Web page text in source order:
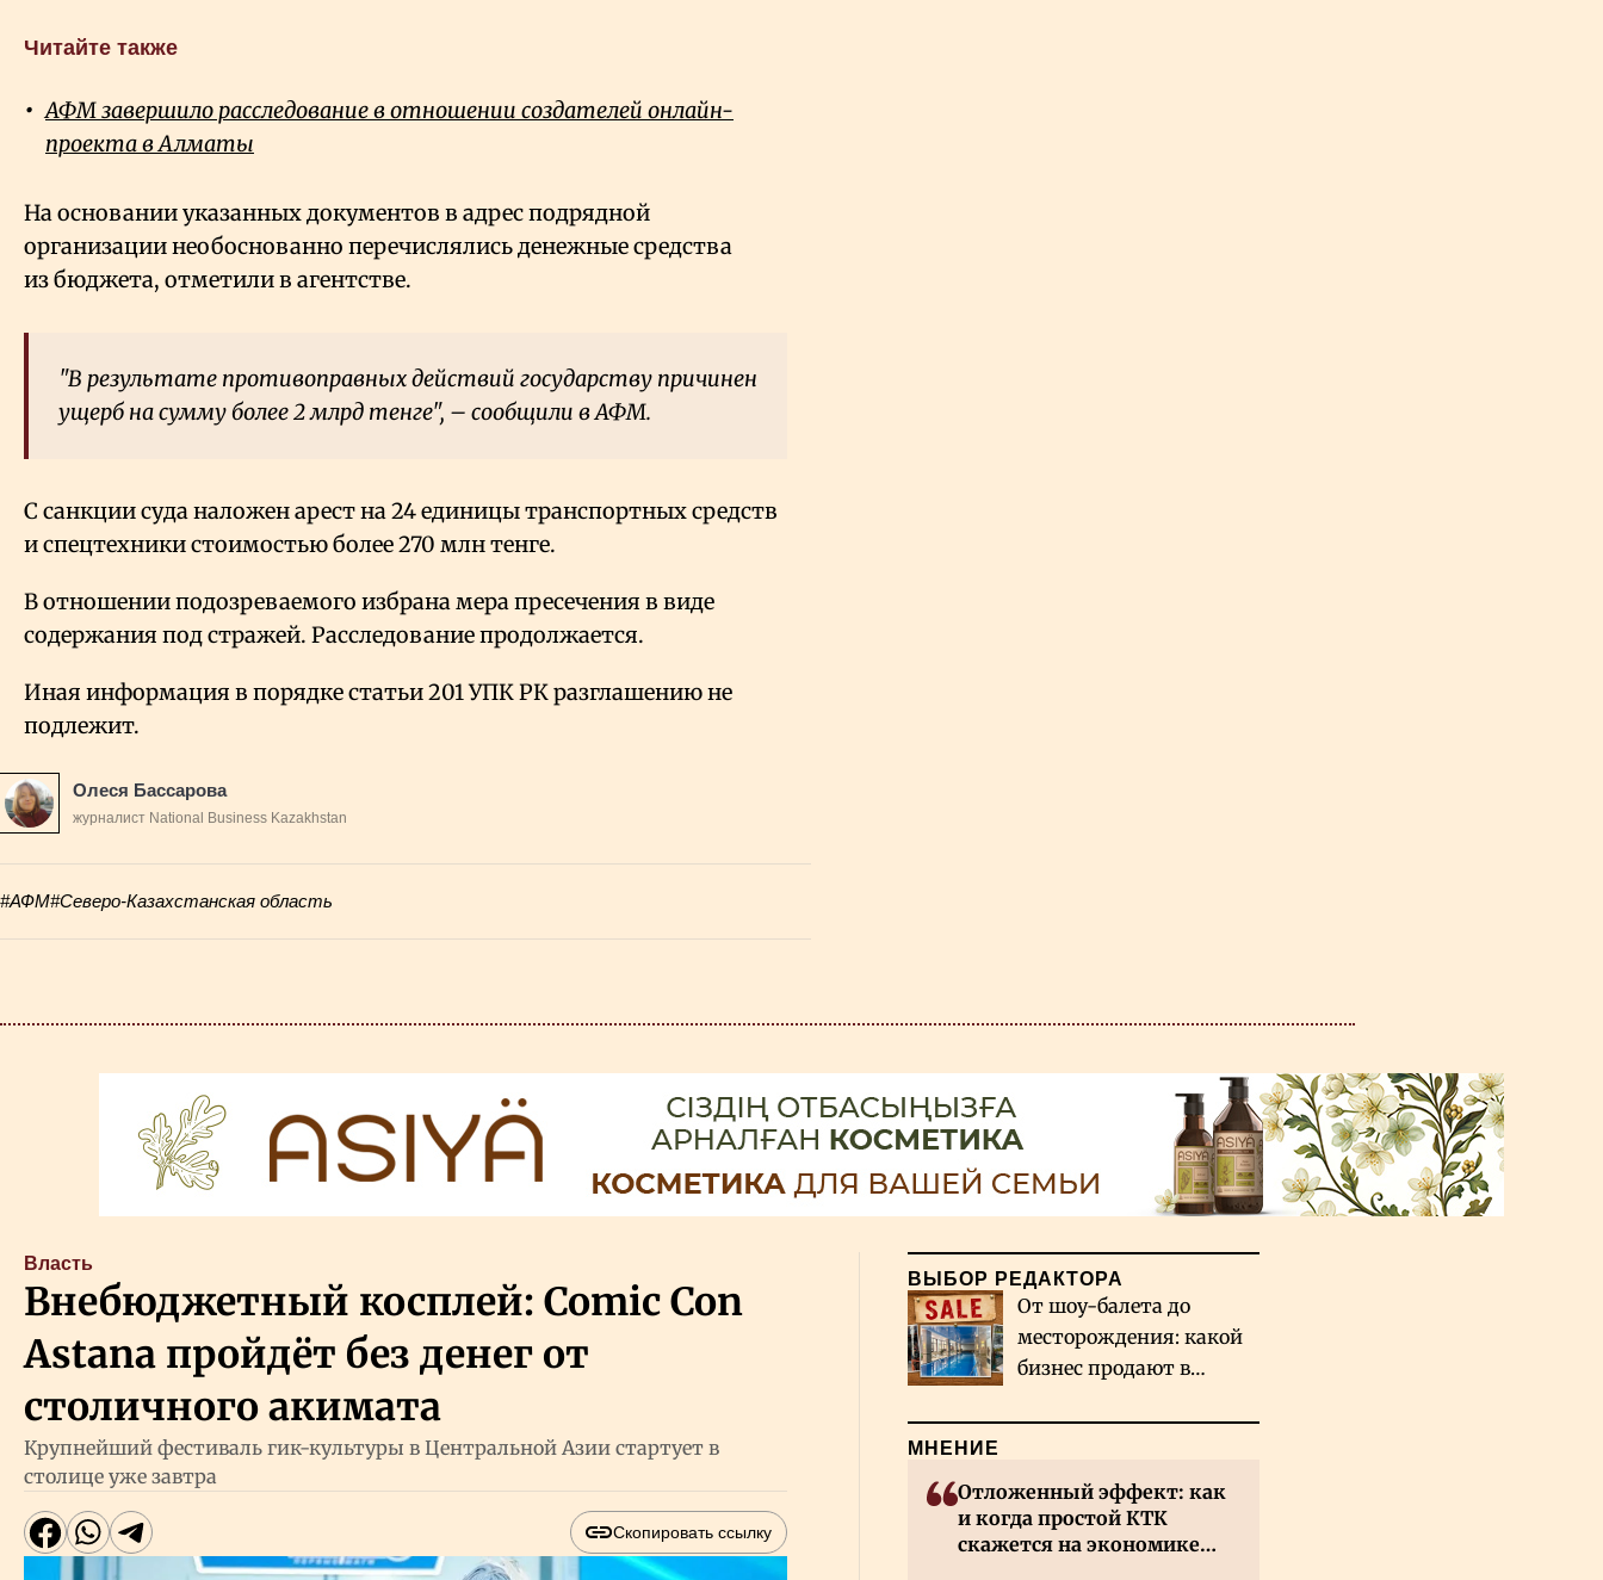
Читайте также
АФМ завершило расследование в отношении создателей онлайн-
проекта в Алматы
На основании указанных документов в адрес подрядной
организации необоснованно перечислялись денежные средства
из бюджета, отметили в агентстве.
"В результате противоправных действий государству причинен
ущерб на сумму более 2 млрд тенге", – сообщили в АФМ.
С санкции суда наложен арест на 24 единицы транспортных средств
и спецтехники стоимостью более 270 млн тенге.
В отношении подозреваемого избрана мера пресечения в виде
содержания под стражей. Расследование продолжается.
Иная информация в порядке статьи 201 УПК РК разглашению не
подлежит.
Олеся Бассарова
журналист National Business Kazakhstan
#АФМ#Северо-Казахстанская область
Власть
Внебюджетный косплей: Comic Con
Astana пройдёт без денег от
столичного акимата
Крупнейший фестиваль гик-культуры в Центральной Азии стартует в
столице уже завтра
Скопировать ссылку
ВЫБОР РЕДАКТОРА
От шоу-балета до
месторождения: какой
бизнес продают в
МНЕНИЕ
Отложенный эффект: как
и когда простой КТК
скажется на экономике